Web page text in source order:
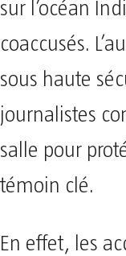
sur l’océan
coaccusés.
sous haute
journalistes
salle pour
témoin clé.
En effet, les